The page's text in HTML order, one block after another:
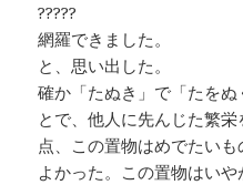
?????
網羅できました。
と、思い出した。
確か「たぬき」で「たを
とで、他人に先んじた繁
点、この置物はめでたいも
よかった。この置物はい